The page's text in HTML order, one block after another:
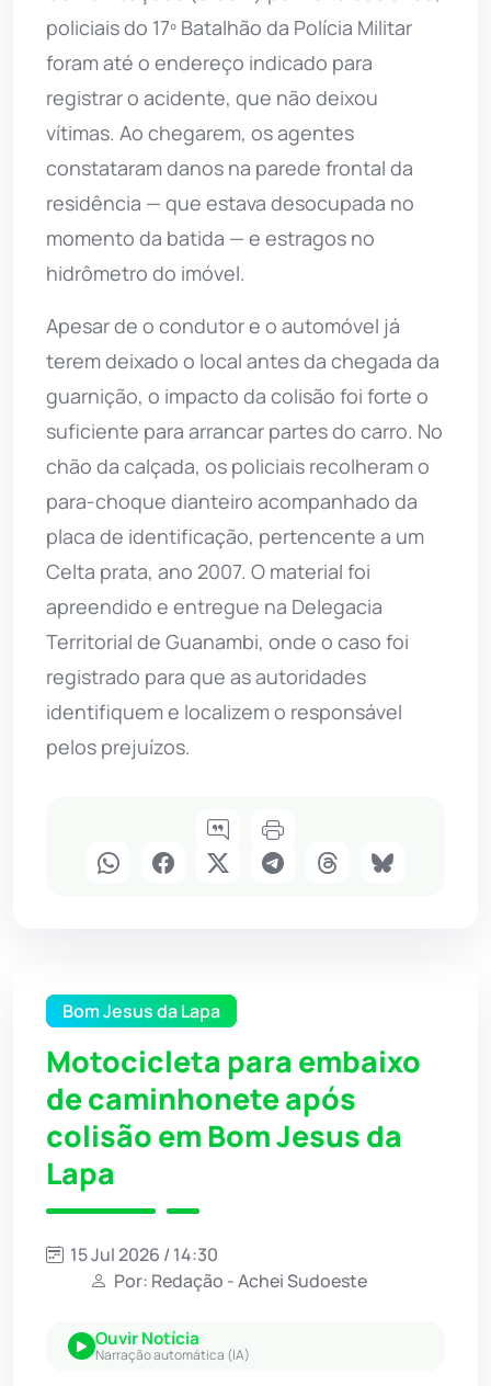
policiais do 17º Batalhão da Polícia Militar
foram até o endereço indicado para
registrar o acidente, que não deixou
vítimas. Ao chegarem, os agentes
constataram danos na parede frontal da
residência — que estava desocupada no
momento da batida — e estragos no
hidrômetro do imóvel.
Apesar de o condutor e o automóvel já
terem deixado o local antes da chegada da
guarnição, o impacto da colisão foi forte o
suficiente para arrancar partes do carro. No
chão da calçada, os policiais recolheram o
para-choque dianteiro acompanhado da
placa de identificação, pertencente a um
Celta prata, ano 2007. O material foi
apreendido e entregue na Delegacia
Territorial de Guanambi, onde o caso foi
registrado para que as autoridades
identifiquem e localizem o responsável
pelos prejuízos.
Bom Jesus da Lapa
Motocicleta para embaixo
de caminhonete após
colisão em Bom Jesus da
Lapa
15 Jul 2026 / 14:30
Por: Redação - Achei Sudoeste
Ouvir Notícia
Narração automática (IA)